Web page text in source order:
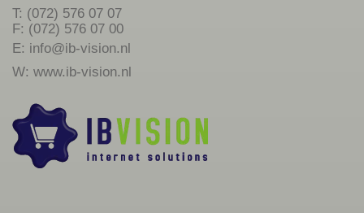
T: (072) 576 07 07
F: (072) 576 07 00
E: info@ib-vision.nl
W: www.ib-vision.nl